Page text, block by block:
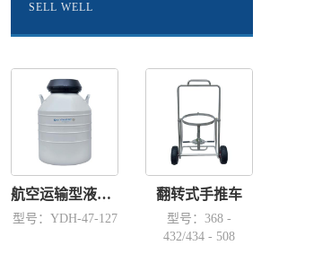
SELL WELL
航空运输型液氮容器YDH-47-127
型号：YDH-47-127
翻转式手推车
型号：368 -
432/434 - 508